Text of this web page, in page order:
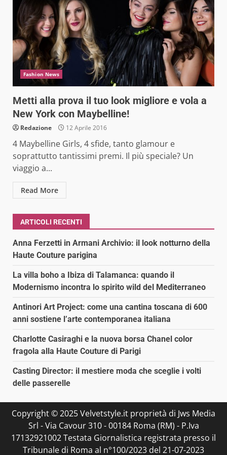
Fashion News
Metti alla prova il tuo look migliore e vola a
New York con Maybelline!
Redazione 12 Aprile 2016
4 Maybelline Girls, 4 sfide, tanto glamour e
soprattutto tantissimi premi. Il più speciale? Un
viaggio a...
Read More
ARTICOLI RECENTI
Anna Ferzetti in Armani Archivio: il look notturno della
Haute Couture parigina
La villa boho a Ibiza di Talamanca: quando il
Modernismo incontra lo spirito wild del Mediterraneo
Antinori Art Project: come una cantina toscana di 600
anni sostiene l’arte contemporanea italiana
Charlotte Casiraghi e la nuova borsa Chanel color
fragola alla Haute Couture di Parigi
Casting Director: il mestiere moda che sceglie i volti
delle passerelle
Copyright © 2025 Velvetstyle.it proprietà di Jws Media
Srl - Via Cavour 310 - 00184 Roma (RM) - P.Iva
17132921002 Testata Giornalistica registrata presso il
Tribunale di Roma al n°100/2023 del 21-07-2023